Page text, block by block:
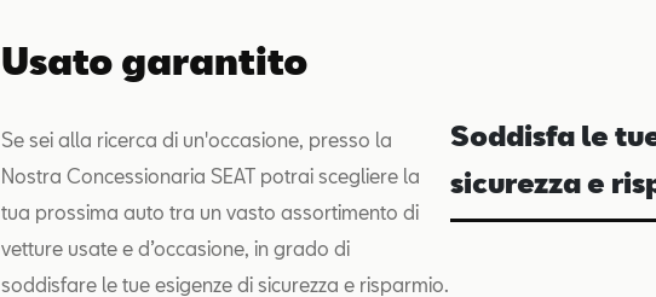
Usato garantito
Soddisfa le
sicurezza e
Se sei alla ricerca di un'occasione, presso la
Nostra Concessionaria SEAT potrai scegliere la
tua prossima auto tra un vasto assortimento di
vetture usate e d’occasione, in grado di
soddisfare le tue esigenze di sicurezza e risparmio.